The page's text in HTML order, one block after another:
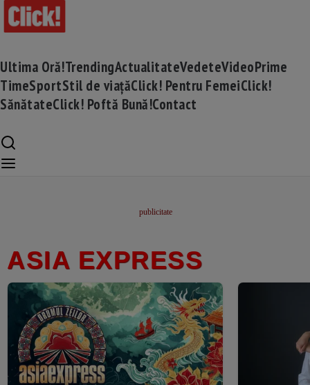
Ultima Oră!TrendingActualitateVedeteVideoPrime
TimeSportStil de viațăClick! Pentru FemeiClick!
SănătateClick! Poftă Bună!Contact
ASIA EXPRESS